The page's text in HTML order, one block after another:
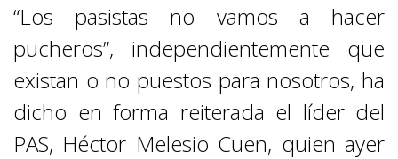
“Los pasistas no vamos a hacer
pucheros”, independientemente que
existan o no puestos para nosotros, ha
dicho en forma reiterada el líder del
PAS, Héctor Melesio Cuen, quien ayer